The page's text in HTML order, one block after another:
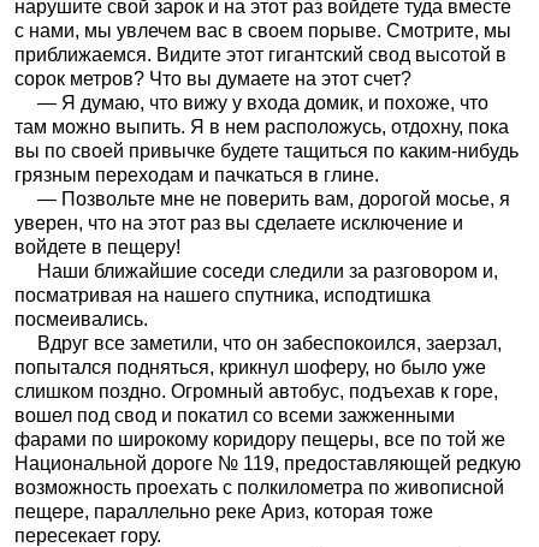
нарушите свой зарок и на этот раз войдете туда вместе
с нами, мы увлечем вас в своем порыве. Смотрите, мы
приближаемся. Видите этот гигантский свод высотой в
сорок метров? Что вы думаете на этот счет?
— Я думаю, что вижу у входа домик, и похоже, что
там можно выпить. Я в нем расположусь, отдохну, пока
вы по своей привычке будете тащиться по каким-нибудь
грязным переходам и пачкаться в глине.
— Позвольте мне не поверить вам, дорогой мосье, я
уверен, что на этот раз вы сделаете исключение и
войдете в пещеру!
Наши ближайшие соседи следили за разговором и,
посматривая на нашего спутника, исподтишка
посмеивались.
Вдруг все заметили, что он забеспокоился, заерзал,
попытался подняться, крикнул шоферу, но было уже
слишком поздно. Огромный автобус, подъехав к горе,
вошел под свод и покатил со всеми зажженными
фарами по широкому коридору пещеры, все по той же
Национальной дороге № 119, предоставляющей редкую
возможность проехать с полкилометра по живописной
пещере, параллельно реке Ариз, которая тоже
пересекает гору.